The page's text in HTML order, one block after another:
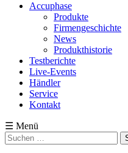
Accuphase
Produkte
Firmengeschichte
News
Produkthistorie
Testberichte
Live-Events
Händler
Service
Kontakt
☰ Menü
Suchen
nach: